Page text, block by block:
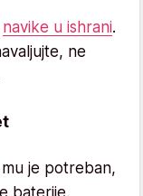
navike u ishrani.
ne
je potreban,
baterije.